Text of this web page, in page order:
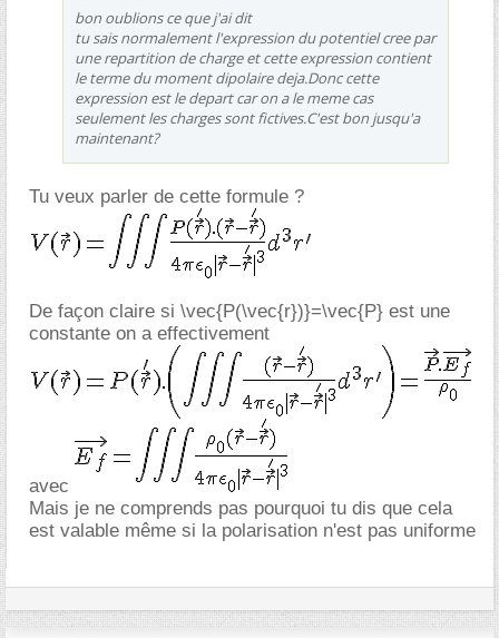
bon oublions ce que j'ai dit
tu sais normalement l'expression du potentiel cree par
une repartition de charge et cette expression contient
le terme du moment dipolaire deja.Donc cette
expression est le depart car on a le meme cas
seulement les charges sont fictives.C'est bon jusqu'a
maintenant?
Tu veux parler de cette formule ?
De façon claire si \vec{P(\vec{r})}=\vec{P} est une
constante on a effectivement
avec
Mais je ne comprends pas pourquoi tu dis que cela
est valable même si la polarisation n'est pas uniforme